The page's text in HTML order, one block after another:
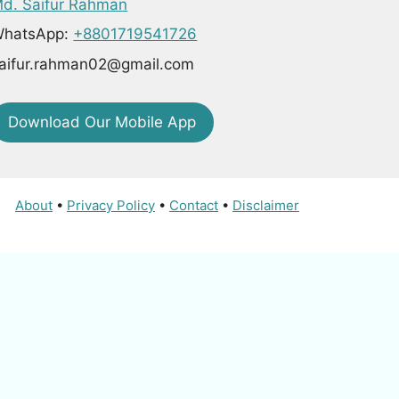
Saifur Rahman
+8801719541726
Download Our Mobile App
About • Privacy Policy • Contact • Disclaimer